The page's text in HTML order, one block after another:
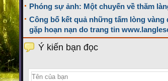
Phóng sự ảnh: Một chuyến về thăm
Công bố kết quả những tấm lòng
gặp hoạn nạn do trang tin
Ý kiến bạn đọc